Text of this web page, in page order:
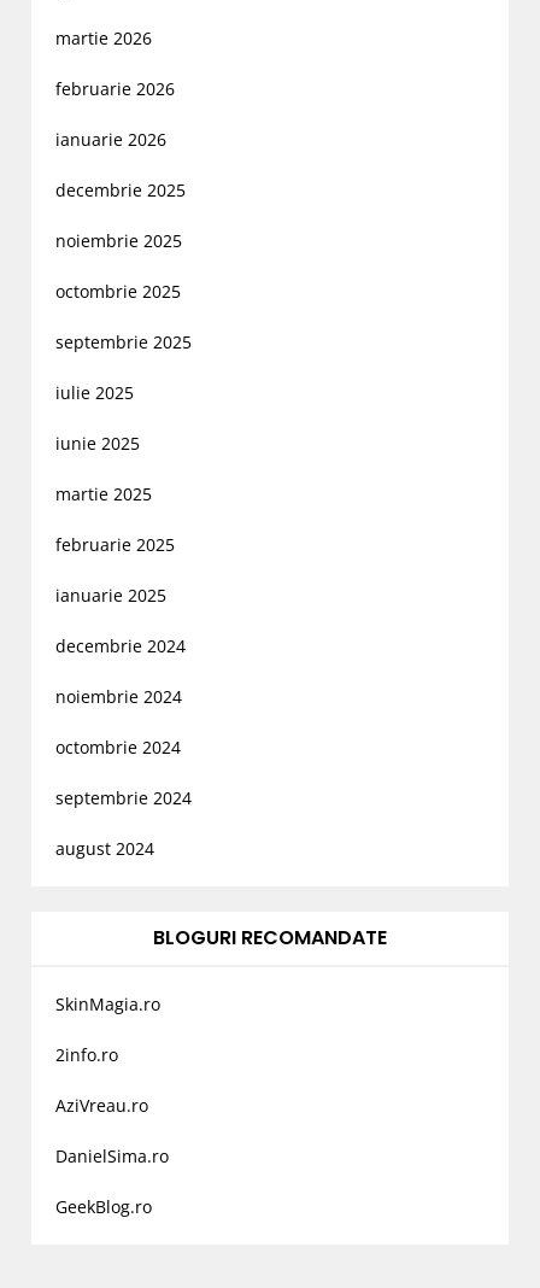
martie 2026
februarie 2026
ianuarie 2026
decembrie 2025
noiembrie 2025
octombrie 2025
septembrie 2025
iulie 2025
iunie 2025
martie 2025
februarie 2025
ianuarie 2025
decembrie 2024
noiembrie 2024
octombrie 2024
septembrie 2024
august 2024
BLOGURI RECOMANDATE
SkinMagia.ro
2info.ro
AziVreau.ro
DanielSima.ro
GeekBlog.ro